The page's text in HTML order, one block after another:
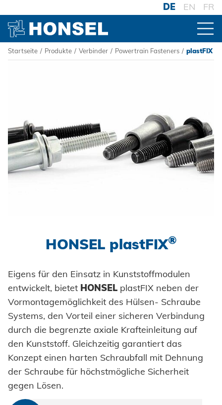
DE EN FR
PRODUKTE
VERBINDER
Blindniete
Coils
Achsenklemmen
Bolzen
Hülsen
Industrieniete
Startseite / Produkte / Verbinder / Powertrain Fasteners / plastFIX
HONSEL plastFIX®
Eigens für den Einsatz in Kunststoffmodulen
entwickelt, bietet HONSEL plastFIX neben der
Vormontagemöglichkeit des Hülsen- Schraube
Systems, den Vorteil einer sicheren Verbindung
durch die begrenzte axiale Krafteinleitung auf
den Kunststoff. Gleichzeitig garantiert das
Konzept einen harten Schraubfall mit Dehnung
der Schraube für höchstmögliche Sicherheit
gegen Lösen.